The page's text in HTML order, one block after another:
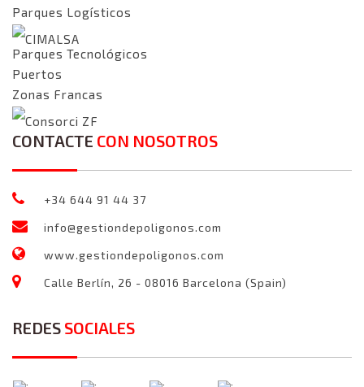
Parques Logísticos
CIMALSA
Parques Tecnológicos
Puertos
Zonas Francas
Consorci ZF
CONTACTE CON NOSOTROS
+34 644 91 44 37
info@gestiondepoligonos.com
www.gestiondepoligonos.com
Calle Berlín, 26 - 08016 Barcelona (Spain)
REDES SOCIALES